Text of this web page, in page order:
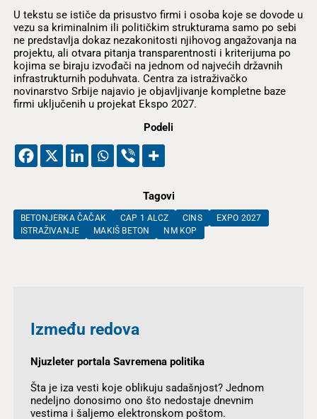
U tekstu se ističe da prisustvo firmi i osoba koje se dovode u
vezu sa kriminalnim ili političkim strukturama samo po sebi
ne predstavlja dokaz nezakonitosti njihovog angažovanja na
projektu, ali otvara pitanja transparentnosti i kriterijuma po
kojima se biraju izvođači na jednom od najvećih državnih
infrastrukturnih poduhvata. Centra za istraživačko
novinarstvo Srbije najavio je objavljivanje kompletne baze
firmi uključenih u projekat Ekspo 2027.
Podeli
Tagovi
BETONJERKA ČAČAK CAP 1 ALCZ CINS
EXPO 2027
ISTRAŽIVANJE
MAKIŠ BETON NM KOP
Između redova
Njuzleter portala Savremena politika
Šta je iza vesti koje oblikuju sadašnjost? Jednom
nedeljno donosimo ono što nedostaje dnevnim
vestima i šaljemo elektronskom poštom.